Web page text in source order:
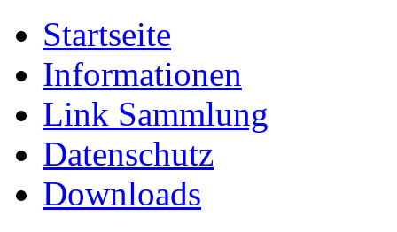
Startseite
Informationen
Link Sammlung
Datenschutz
Downloads